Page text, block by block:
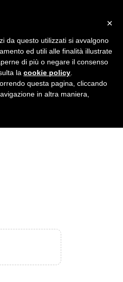
Circolo
Statuto e
×
da questo utilizzati si avvalgono
ed utili alle finalità illustrate
di più o negare il consenso
la cookie policy
questa pagina, cliccando
in altra maniera,